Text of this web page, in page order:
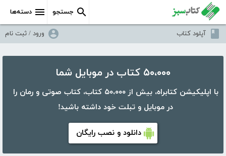
دسته‌ها جستجو
آپلود کتاب ورود / ثبت نام
۵۰،۰۰۰ کتاب در موبایل شما
با اپلیکیشن کتابراه، بیش از ۵۰،۰۰۰ کتاب، کتاب صوتی و رمان را
در موبایل و تبلت خود داشته باشید!
دانلود و نصب رایگان